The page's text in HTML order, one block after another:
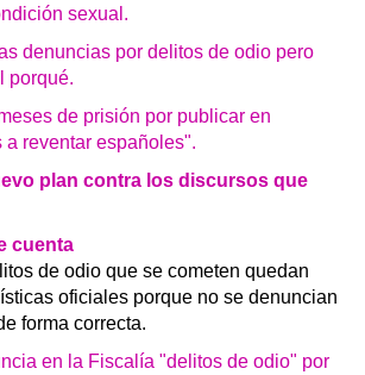
sexual.
denuncias por delitos de odio pero
porqué.
de prisión por publicar en
a reventar españoles".
plan contra los discursos que
cuenta
de odio que se cometen quedan
oficiales porque no se denuncian
forma correcta.
en la Fiscalía "delitos de odio" por